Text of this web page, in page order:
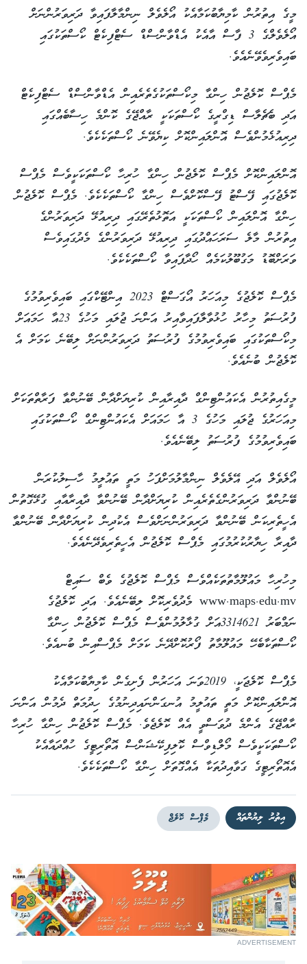
މީގެ އިތުރުން ކާމިޔާބުކަމާއެކު އޯލެވެލް ނިންމާލާފައިވާ ދަރިވަރުންނަށް
އޯލެވެލްގެ 3 ފާސް އާއެކު އެޑްވާންސްޑް ސެޓްފިކެޓް ކޯސްތަކުގައި
ބައިވެރިވެވޭނެއެވެ.
މެޕްސް ކޮލެޖުން ހިންގާ މިކޯސްތަކުގެތެރެއިން އެޑްވާންސްޑް ސެޓްފިކެޓް
އަދި ބެޗެލާސް ޑިގްރީގެ ކޯސްތަކަކީ ރާއްޖޭގެ ކޮންމެ ހިސާބެއްގައި
ދިރިއުޅެމުންވެސް އޮންލައިންކޮށް ކިޔެވޭނެ ކޯސްތަކެކެވެ.
އޮންލައިންކޮށް މެޕްސް ކޮލެޖުން ހިންގާ ހުރިހާ ކޯސްތަކަކީވެސް މެޕްސް
ކޮލެޖުގައި ފޭސްޓު ފޭސްކޮށްވެސް ހިންގާ ކޯސްތަކެކެވެ. މެޕްސް ކޮލެޖުން
ހިންގާ އޮންލައިން ކޯސްތަކަކީ އަތޮޅުތެރޭގައި ދިރިއުޅޭ ދަރިވަރުންގެ
އިތުރުން މާލެ ސަރަހައްދުގައި ދިރިއުޅޭ ދަރިވަރުންގެ މެދުގައިވެސް
ވަރަށްބޮޑު މަގުބޫލުކަމެއް ހޯދާފައިވާ ކޯސްތަކެކެވެ.
މެޕްސް ކޮލެޖުގެ މިއަހަރު އޯގަސްޓް 2023 އިންޓޭކްގައި ބައިވެރިވުމުގެ
ފުރުސަތު މިހާރު ހުޅުވާލާފައިވާއިރު އަންނަ ޖުލައި މަހުގެ 23އާ ހަމައަށް
މިކޯސްތަކުގައި ބައިވެރިވުމުގެ ފުރުސަތު ދަރިވަރުންނަށް ލިބޭނެ ކަމަށް އެ
ކޮލެޖުން ބުނެއެވެ.
މީގެއިތުރުން އެކައުންޓިންގް ދާއިރާއިން ކުރިޔަށްދާން ބޭނުންވާ ފަރާތްތަކަށް
މިއަހަރުގެ ޖުލައި މަހުގެ 3 އާ ހަމައަށް އެކައުންޓިންގް ކޯސްތަކުގައި
ބައިވެރިވުމުގެ ފުރުސަތު ލިބޭނެއެވެ.
އޯލެވެލް އަދި އޭލެވެލް ނިންމާލުމަށްފަހު މަތީ ތައުލީމު ހާސިލުކުރަން
ބޭނުންވާ ދަރިވަރުންގެތެރެއިން ކުރިޔަށްދާން ބޭނުންވާ ދާއިރާއާއި ގުޅޭގޮތުން
އެހީތެރިކަން ބޭނުންވާ ދަރިވަރުންނަށްވެސް އެކުދިން ކުރިޔަށްދާން ބޭނުންވާ
ދާއިރާ ހިޔާރުކުރުމުގައި މެޕްސް ކޮލެޖުން އެހީތެރިވެދޭނެއެވެ.
މިހުރިހާ މައުލޫމާތުތަކެއްވެސް މެޕްސް ކޮލެޖުގެ ވެބް ސައިޓް
www.maps.edu.mv މެދުވެރިކޮށް ލިބޭނެއެވެ. އަދި ކޮލެޖުގެ
ނަމްބަރު 3314621އަށް ގުޅާލުމުންވެސް މެޕްސް ކޮލެޖުން ހިންގާ
ކޯސްތަކާބެހޭ މައުލޫމާތު ފޯރުކޮށްދޭނެ ކަމަށް މެޕްސްއިން ބުނއެވެ.
މެޕްސް ކޮލެޖަކީ، 2019ވަނަ އަހަރުން ފެށިގެން ކާމިޔާބުކަމާއެކު
އޮންލައިންކޮށް މަތީ ތައުލީމު އުނގަންނައިދިނުމުގެ ހިދުމަތް ދެމުން އަންނަ
ރާއްޖޭގެ އެންމެ ދުވަސްވީ އެއް ކޮލެޖެވެ. މެޕްސް ކޮލެޖުން ހިންގާ ހުރިހާ
ކޯސްތަކަކީވެސް މޯލްޑިވްސް ކޮލިފިކޭޝަންސް އޮތޯރިޓީގެ ހުއްދައާއެކު
އެއޮތޯރިޓީގެ ގަވާއިދުތަކާ އެއްގޮތަށް ހިންގާ ކޯސްތަކެކެވެ.
އިތުރު ލިޔުންތައް މެޕްސް ކޮލެޖް
ADVERTISEMENT